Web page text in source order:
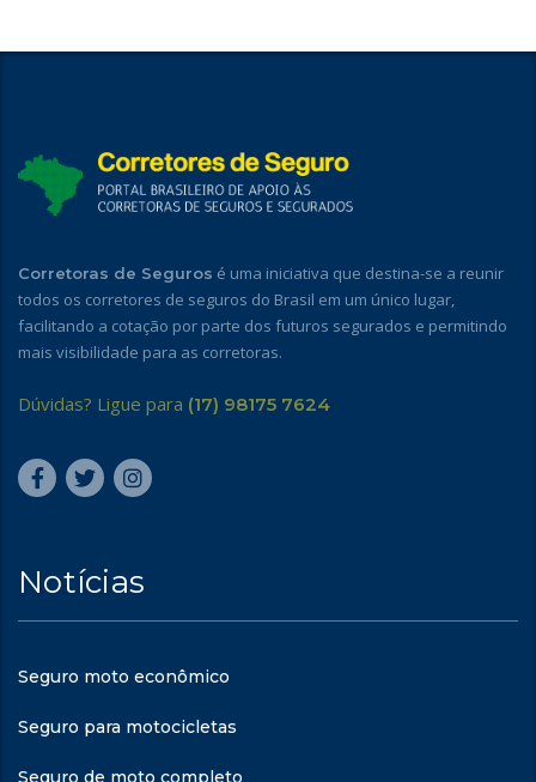
Corretoras de Seguros é uma iniciativa que destina-se a reunir
todos os corretores de seguros do Brasil em um único lugar,
facilitando a cotação por parte dos futuros segurados e permitindo
mais visibilidade para as corretoras.
Dúvidas? Ligue para (17) 98175 7624
Notícias
Seguro moto econômico
Seguro para motocicletas
Seguro de moto completo